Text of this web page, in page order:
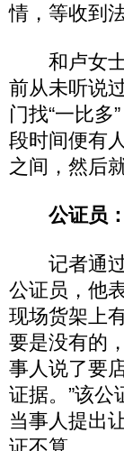
情，等收到
和卢女士
前从未听说
门找“一比
段时间便有
之间，然后
公证员
记者通过
公证员，他
现场货架上
要是没有的
事人说了要
证据。”该
当事人提出